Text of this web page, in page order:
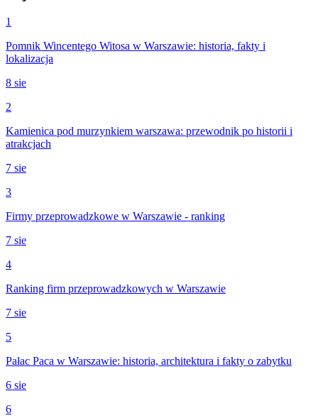
1
Pomnik Wincentego Witosa w Warszawie: historia, fakty i
lokalizacja
8 sie
2
Kamienica pod murzynkiem warszawa: przewodnik po historii i
atrakcjach
7 sie
3
Firmy przeprowadzkowe w Warszawie - ranking
7 sie
4
Ranking firm przeprowadzkowych w Warszawie
7 sie
5
Pałac Paca w Warszawie: historia, architektura i fakty o zabytku
6 sie
6